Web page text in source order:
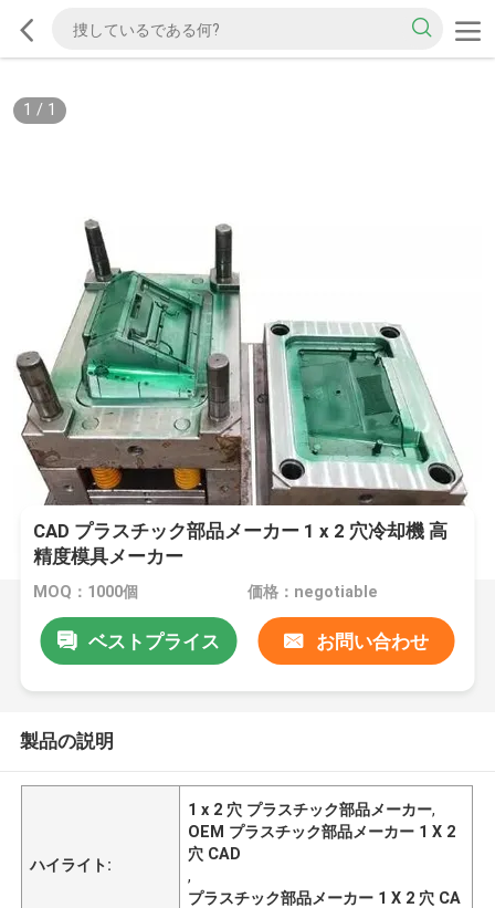
1 / 1
CAD プラスチック部品メーカー 1 x 2 穴冷却機 高
精度模具メーカー
MOQ：1000個 価格：negotiable
ベストプライス お問い合わせ
製品の説明
ハイライト:
1 x 2 穴 プラスチック部品メーカー,
OEM プラスチック部品メーカー 1 X 2
穴 CAD
,
プラスチック部品メーカー 1 X 2 穴 CA